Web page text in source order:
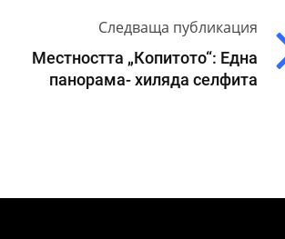
Следваща публикация
Местността „Копитото“: Една
панорама- хиляда селфита